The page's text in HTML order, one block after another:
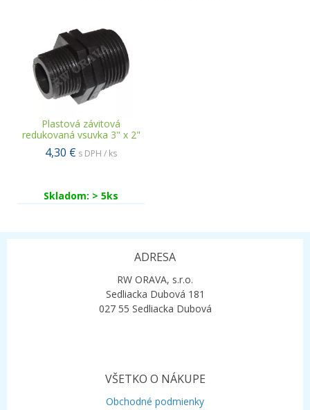
Plastová závitová
redukovaná vsuvka 3" x 2"
4,30 € s DPH / ks
Skladom: > 5ks
ADRESA
RW ORAVA, s.r.o.
Sedliacka Dubová 181
027 55 Sedliacka Dubová
VŠETKO O NÁKUPE
Obchodné podmienky